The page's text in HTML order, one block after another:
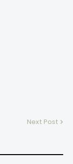
Next Post